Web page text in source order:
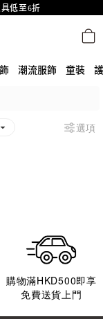
低至6折
原價低至75折!
至6折，立即入手!
及LV專區！
潮流服飾 童裝
選項
購物滿HKD500即享
免費送貨上門